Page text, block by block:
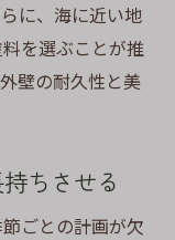
に、海に近い地
を選ぶことが推
壁の耐久性と美
ちさせる
ごとの計画が欠